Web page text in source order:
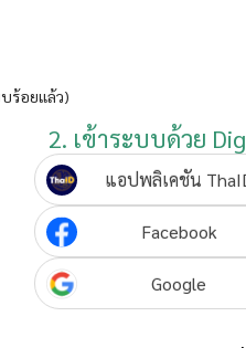
ร้อยแล้ว)
2. เข้าระบบด้วย
แอปพลิเคชัน
Facebook
Google